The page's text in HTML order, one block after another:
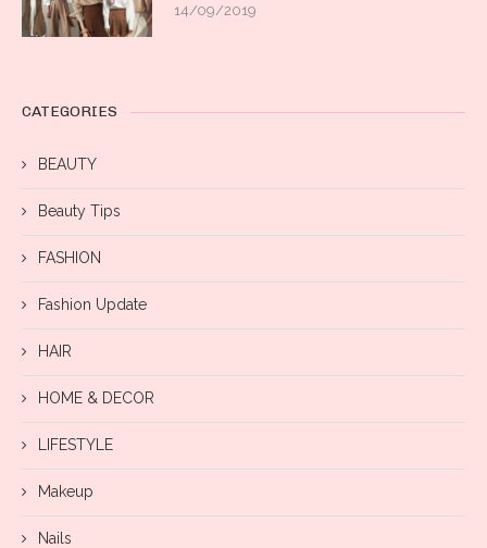
14/09/2019
CATEGORIES
BEAUTY
Beauty Tips
FASHION
Fashion Update
HAIR
HOME & DECOR
LIFESTYLE
Makeup
Nails